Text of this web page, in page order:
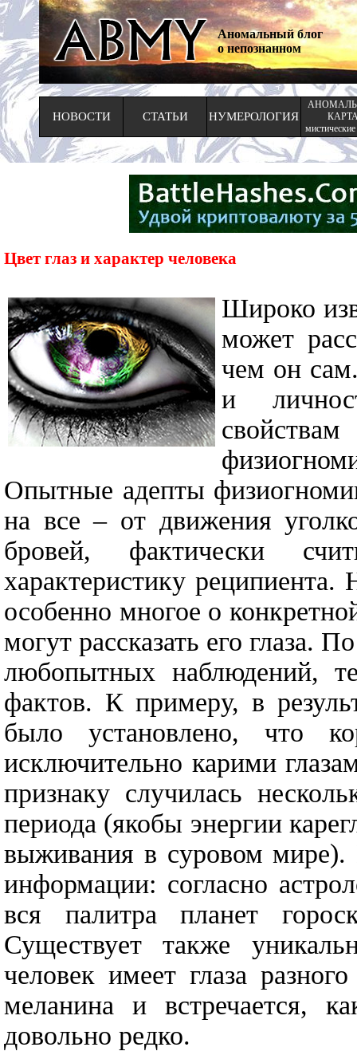
Аномальный блог
о непознанном
НОВОСТИ СТАТЬИ НУМЕРОЛОГИЯ
Цвет глаз и характер человека
Широко
может
чем он
и
Опытные адепты
на все – от движения
бровей, фактически
характеристику
особенно многое о
могут рассказать его глаза.
любопытных наблюдений,
фактов. К примеру, в
было установлено, что
исключительно карими
признаку случилась
периода (якобы энергии
выживания в суровом мире).
информации: согласно
вся палитра планет
Существует также
человек имеет глаза
меланина и встречается,
довольно редко.